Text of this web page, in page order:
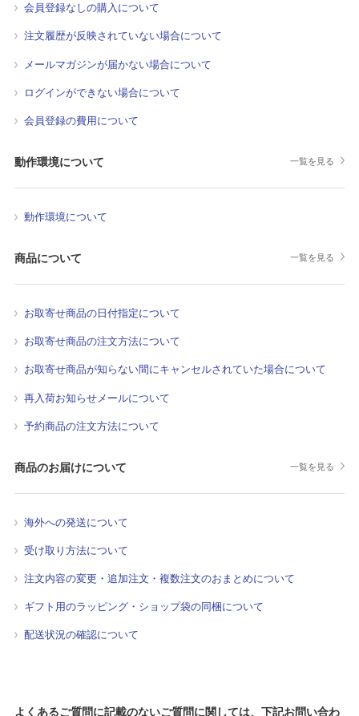
会員登録なしの購入について
注文履歴が反映されていない場合について
メールマガジンが届かない場合について
ログインができない場合について
会員登録の費用について
動作環境について 一覧を見る
動作環境について
商品について 一覧を見る
お取寄せ商品の日付指定について
お取寄せ商品の注文方法について
お取寄せ商品が知らない間にキャンセルされていた場合について
再入荷お知らせメールについて
予約商品の注文方法について
商品のお届けについて 一覧を見る
海外への発送について
受け取り方法について
注文内容の変更・追加注文・複数注文のおまとめについて
ギフト用のラッピング・ショップ袋の同梱について
配送状況の確認について
よくあるご質問に記載のないご質問に関しては、下記お問い合わ